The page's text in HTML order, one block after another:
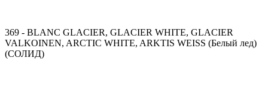
369 - BLANC GLACIER, GLACIER WHITE, GLACIER
VALKOINEN, ARCTIC WHITE, ARKTIS WEISS (Белый лед)
(СОЛИД)